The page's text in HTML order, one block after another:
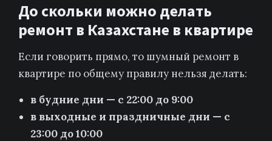
До скольки можно делать
ремонт в Казахстане в квартире
Если говорить прямо, то шумный ремонт в
квартире по общему правилу нельзя делать:
в будние дни — с 22:00 до 9:00
в выходные и праздничные дни — с
23:00 до 10:00